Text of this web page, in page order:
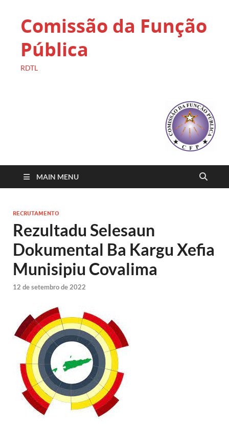
Comissão da Função
Pública
RDTL
MAIN MENU
RECRUTAMENTO
Rezultadu Selesaun
Dokumental Ba Kargu Xefia
Munisipiu Covalima
12 de setembro de 2022